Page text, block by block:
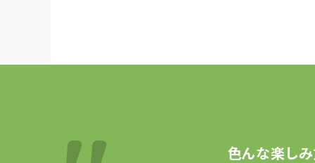
色んな楽し